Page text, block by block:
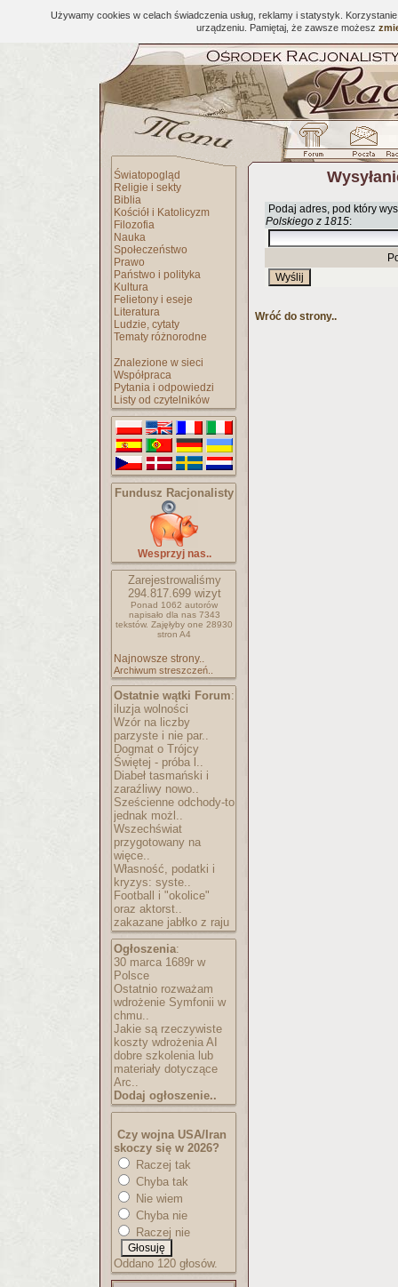
Używamy cookies w celach świadczenia usług, reklamy i statystyk.
urządzeniu. Pamiętaj, że zawsze możesz
Światopogląd
Religie i sekty
Biblia
Kościół i Katolicyzm
Filozofia
Nauka
Społeczeństwo
Prawo
Państwo i polityka
Kultura
Felietony i eseje
Literatura
Ludzie, cytaty
Tematy różnorodne
Znalezione w sieci
Współpraca
Pytania i odpowiedzi
Listy od czytelników
Fundusz Racjonalisty
Wesprzyj nas..
Zarejestrowaliśmy
294.817.699wizyt
Ponad 1062 autorów
napisało dla nas 7343
tekstów. Zajęłyby one 28930
stron A4
Najnowsze strony..
Archiwum streszczeń..
Ostatnie wątki Forum:
iluzja wolności
Wzór na liczby
parzyste i nie par..
Dogmat o Trójcy
Świętej - próba l..
Diabeł tasmański i
zaraźliwy nowo..
Sześcienne odchody-to
jednak możl..
Wszechświat
przygotowany na
więce..
Własność, podatki i
kryzys: syste..
Football i "okolice"
oraz aktorst..
zakazane jabłko z raju
Ogłoszenia:
30 marca 1689r w
Polsce
Ostatnio rozważam
wdrożenie Symfonii w
chmu..
Jakie są rzeczywiste
koszty wdrożenia AI
dobre szkolenia lub
materiały dotyczące
Arc..
Dodaj ogłoszenie..
Czy wojna USA/Iran
skoczy się w 2026?
Raczej tak
Chyba tak
Nie wiem
Chyba nie
Raczej nie
Oddano 120 głosów.
Podaj adres, pod który
Polskiego z 1815:
Wróć do strony..